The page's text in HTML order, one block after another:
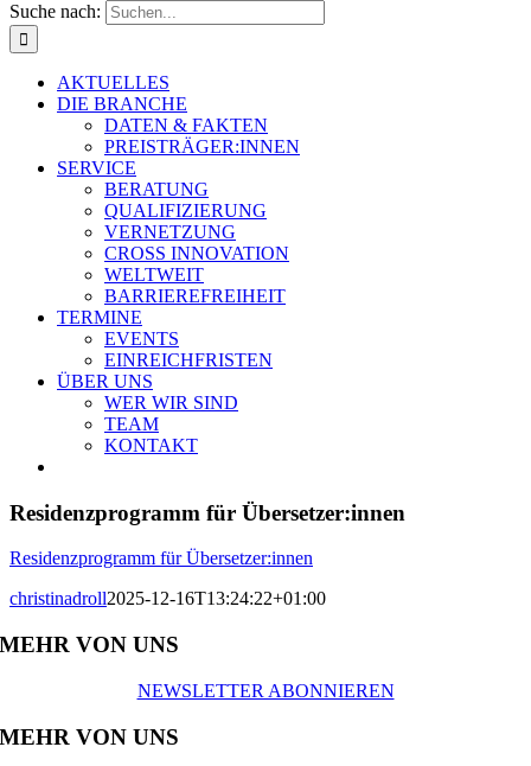
Suche nach:
AKTUELLES
DIE BRANCHE
DATEN & FAKTEN
PREISTRÄGER:INNEN
SERVICE
BERATUNG
QUALIFIZIERUNG
VERNETZUNG
CROSS INNOVATION
WELTWEIT
BARRIEREFREIHEIT
TERMINE
EVENTS
EINREICHFRISTEN
ÜBER UNS
WER WIR SIND
TEAM
KONTAKT
Residenzprogramm für Übersetzer:innen
Residenzprogramm für Übersetzer:innen
christinadroll2025-12-16T13:24:22+01:00
MEHR VON UNS
NEWSLETTER ABONNIEREN
MEHR VON UNS